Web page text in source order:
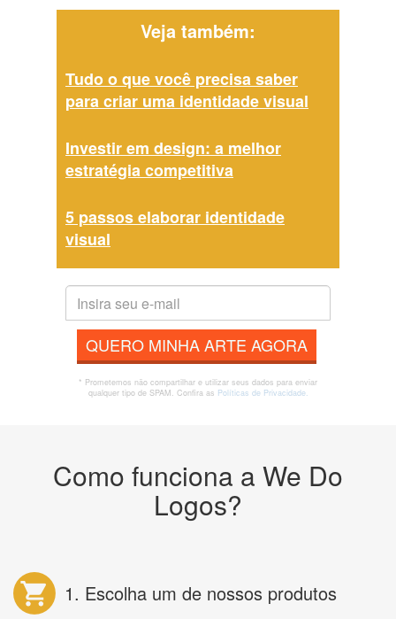
Veja também:
Tudo o que você precisa saber
para criar uma identidade visual
Investir em design: a melhor
estratégia competitiva
5 passos elaborar identidade
visual
QUERO MINHA ARTE AGORA
* Prometemos não compartilhar e utilizar seus dados para enviar
qualquer tipo de SPAM. Confira as Políticas de Privacidade.
Como funciona a We Do
Logos?
1. Escolha um de nossos produtos